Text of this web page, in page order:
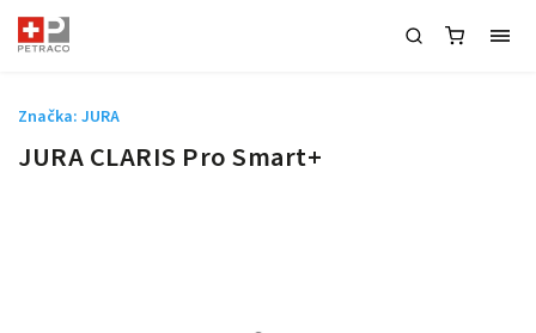
JURA CLARIS Pro Smart+
Značka: JURA